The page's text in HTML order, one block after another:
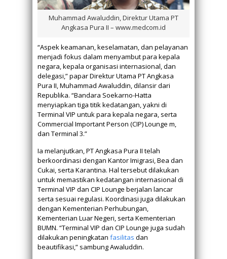
Muhammad Awaluddin, Direktur Utama PT
Angkasa Pura II – www.medcom.id
“Aspek keamanan, keselamatan, dan pelayanan
menjadi fokus dalam menyambut para kepala
negara, kepala organisasi internasional, dan
delegasi,” papar Direktur Utama PT Angkasa
Pura II, Muhammad Awaluddin, dilansir dari
Republika. “Bandara Soekarno-Hatta
menyiapkan tiga titik kedatangan, yakni di
Terminal VIP untuk para kepala negara, serta
Commercial Important Person (CIP) Lounge m,
dan Terminal 3.”
Ia melanjutkan, PT Angkasa Pura II telah
berkoordinasi dengan Kantor Imigrasi, Bea dan
Cukai, serta Karantina. Hal tersebut dilakukan
untuk memastikan kedatangan internasional di
Terminal VIP dan CIP Lounge berjalan lancar
serta sesuai regulasi. Koordinasi juga dilakukan
dengan Kementerian Perhubungan,
Kementerian Luar Negeri, serta Kementerian
BUMN. “Terminal VIP dan CIP Lounge juga sudah
dilakukan peningkatan fasilitas dan
beautifikasi,” sambung Awaluddin.